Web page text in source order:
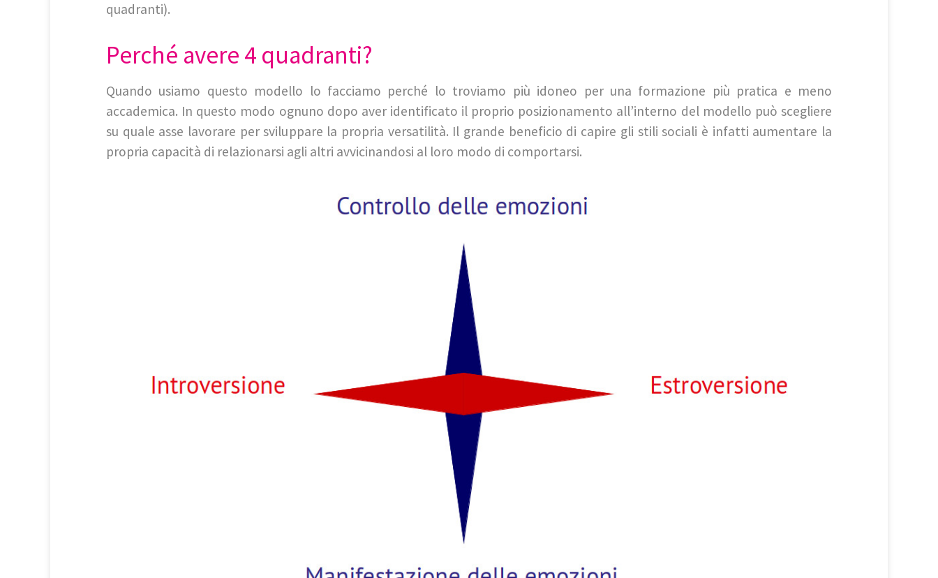
quadranti).
Perché avere 4 quadranti?
Quando usiamo questo modello lo facciamo perché lo troviamo più idoneo per una formazione più pratica e meno
accademica. In questo modo ognuno dopo aver identificato il proprio posizionamento all’interno del modello può scegliere
su quale asse lavorare per sviluppare la propria versatilità. Il grande beneficio di capire gli stili sociali è infatti aumentare la
propria capacità di relazionarsi agli altri avvicinandosi al loro modo di comportarsi.